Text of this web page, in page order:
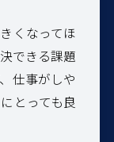
くなってほ
できる課題
仕事がしや
とっても良